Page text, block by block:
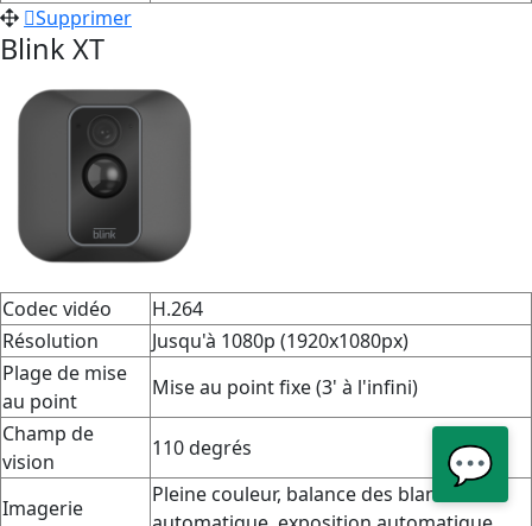
Supprimer
Blink XT
Codec vidéo
H.264
Résolution
Jusqu'à 1080p (1920x1080px)
Plage de mise
au point
Mise au point fixe (3' à l'infini)
Champ de
vision
110 degrés
Imagerie
Pleine couleur, balance des blancs
💬